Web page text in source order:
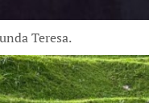
Teresa.